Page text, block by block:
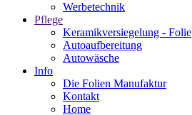
Werbetechnik
Pflege
Keramikversiegelung - Folie
Autoaufbereitung
Autowäsche
Info
Die Folien Manufaktur
Kontakt
Home